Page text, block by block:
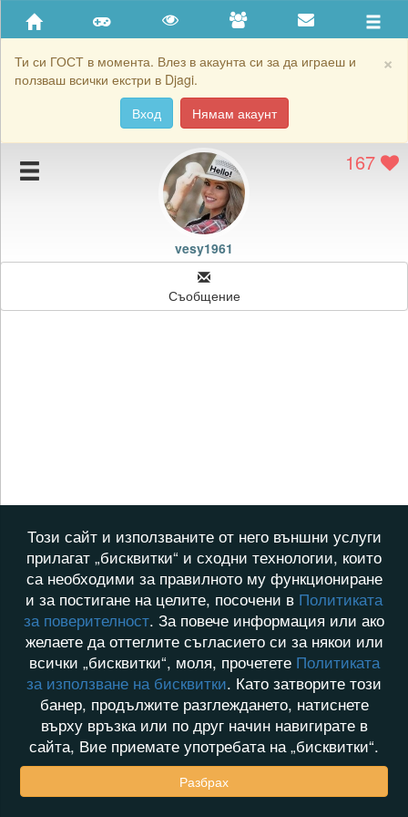
×
Ти си ГОСТ в момента. Влез в акаунта си за да играеш и
ползваш всички екстри в Djagi.
Вход
Нямам акаунт
Приятели
Хронология на игри
Подаръците на vesy1961
Картичките на vesy1961
167
vesy1961
Съобщение
Този сайт и използваните от него външни услуги
прилагат „бисквитки“ и сходни технологии, които
са необходими за правилното му функциониране
и за постигане на целите, посочени в Политиката
за поверителност. За повече информация или ако
желаете да оттеглите съгласието си за някои или
всички „бисквитки“, моля, прочетете Политиката
за използване на бисквитки. Като затворите този
банер, продължите разглеждането, натиснете
върху връзка или по друг начин навигирате в
сайта, Вие приемате употребата на „бисквитки“.
Разбрах